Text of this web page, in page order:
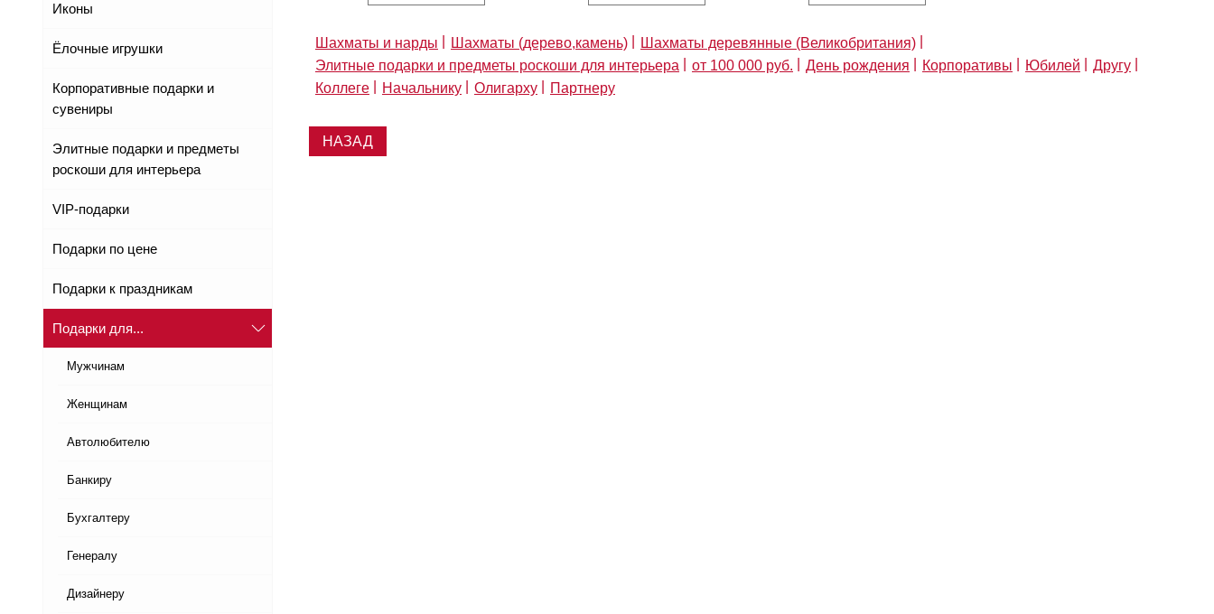
Иконы
Ёлочные игрушки
Корпоративные подарки и
сувениры
Элитные подарки и предметы
роскоши для интерьера
VIP-подарки
Подарки по цене
Подарки к праздникам
Подарки для...
Мужчинам
Женщинам
Автолюбителю
Банкиру
Бухгалтеру
Генералу
Дизайнеру
Шахматы и нарды Шахматы (дерево,камень)
Шахматы деревянные (Великобритания)
Элитные подарки и предметы роскоши для интерьера
от 100 000 руб. День рождения Корпоративы Юбилей
Другу
Коллеге
Начальнику Олигарху Партнеру
НАЗАД